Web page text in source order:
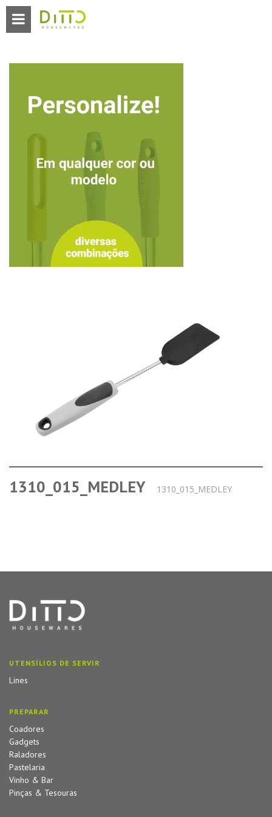
1310_015_MEDLEY 1310_015_MEDLEY
UTENSÍLIOS DE SERVIR
Lines
PREPARAR
Coadores
Gadgets
Raladores
Pastelaria
Vinho & Bar
Pinças & Tesouras